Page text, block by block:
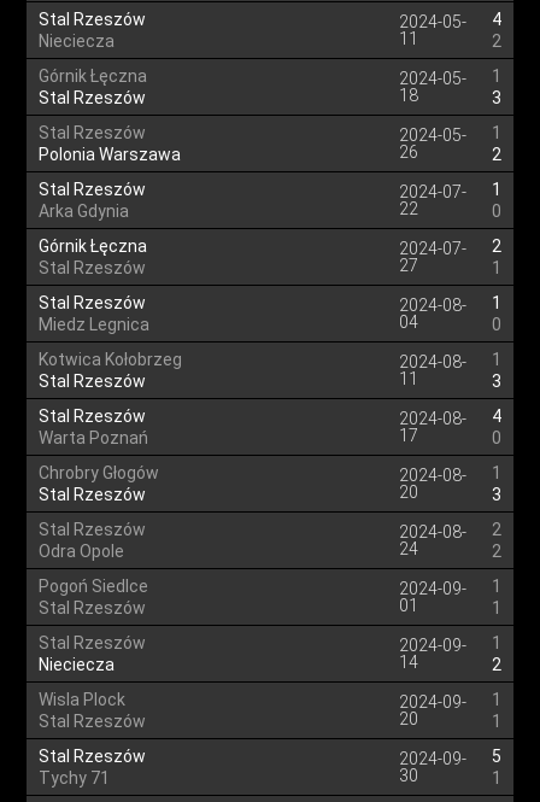
Stal Rzeszów
Nieciecza
2024-05-
11
4
2
Górnik Łęczna
Stal Rzeszów
2024-05-
18
1
3
Stal Rzeszów
Polonia Warszawa
2024-05-
26
1
2
Stal Rzeszów
Arka Gdynia
2024-07-
22
1
0
Górnik Łęczna
Stal Rzeszów
2024-07-
27
2
1
Stal Rzeszów
Miedz Legnica
2024-08-
04
1
0
Kotwica Kołobrzeg
Stal Rzeszów
2024-08-
11
1
3
Stal Rzeszów
Warta Poznań
2024-08-
17
4
0
Chrobry Głogów
Stal Rzeszów
2024-08-
20
1
3
Stal Rzeszów
Odra Opole
2024-08-
24
2
2
Pogoń Siedlce
Stal Rzeszów
2024-09-
01
1
1
Stal Rzeszów
Nieciecza
2024-09-
14
1
2
Wisla Plock
Stal Rzeszów
2024-09-
20
1
1
Stal Rzeszów
Tychy 71
2024-09-
30
5
1